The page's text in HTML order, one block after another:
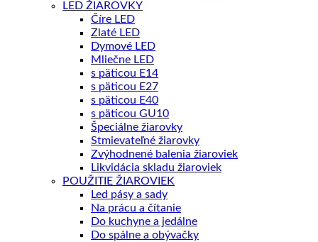
LED ŽIAROVKY
Číre LED
Zlaté LED
Dymové LED
Mliečne LED
s päticou E14
s päticou E27
s päticou E40
s päticou GU10
Špeciálne žiarovky
Stmievateľné žiarovky
Zvýhodnené balenia žiaroviek
Likvidácia skladu žiaroviek
POUŽITIE ŽIAROVIEK
Led pásy a sady
Na prácu a čítanie
Do kuchyne a jedálne
Do spálne a obývačky